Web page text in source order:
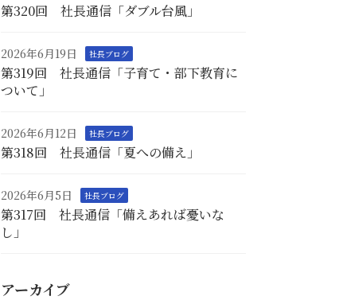
第320回 社長通信「ダブル台風」
2026年6月19日 社長ブログ
第319回 社長通信「子育て・部下教育に
ついて」
2026年6月12日 社長ブログ
第318回 社長通信「夏への備え」
2026年6月5日 社長ブログ
第317回 社長通信「備えあれば憂いな
し」
アーカイブ